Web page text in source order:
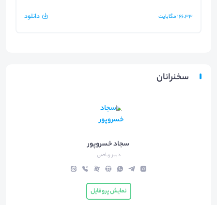
166.33مگابایت دانلود
سخنرانان
سجاد خسروپور
دبیر ریاضی
نمایش پروفایل